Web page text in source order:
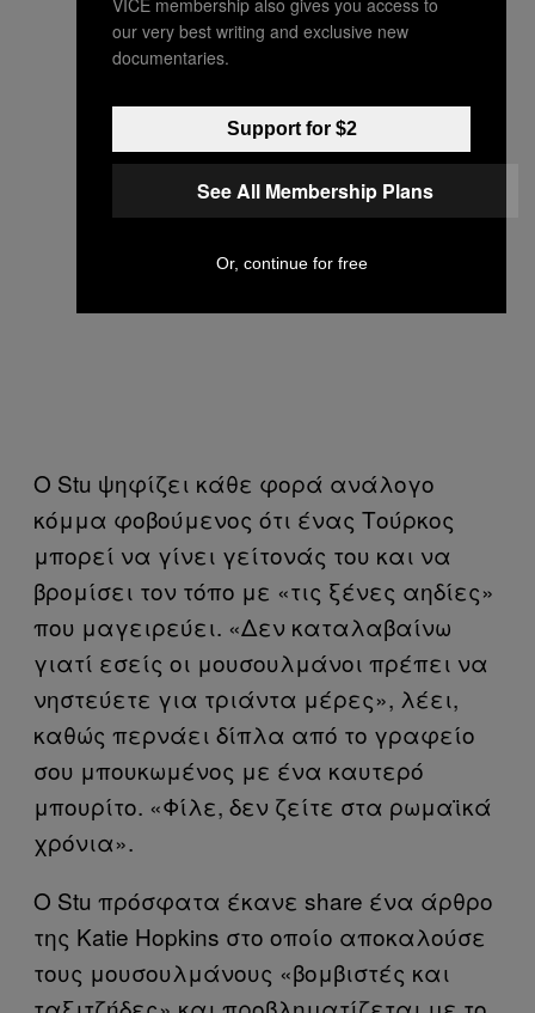
Ο Stu ψηφίζει κάθε φορά ανάλογο
κόμμα φοβούμενος ότι ένας Τούρκος
μπορεί να γίνει γείτονάς του και να
βρομίσει τον τόπο με «τις ξένες αηδίες»
που μαγειρεύει. «Δεν καταλαβαίνω
γιατί εσείς οι μουσουλμάνοι πρέπει να
νηστεύετε για τριάντα μέρες», λέει,
καθώς περνάει δίπλα από το γραφείο
σου μπουκωμένος με ένα καυτερό
μπουρίτο. «Φίλε, δεν ζείτε στα ρωμαϊκά
χρόνια».
Ο Stu πρόσφατα έκανε share ένα άρθρο
της Katie Hopkins στο οποίο αποκαλούσε
τους μουσουλμάνους «βομβιστές και
our very best writing and exclusive new
documentaries.
Support for $2
See All Membership Plans
Or, continue for free